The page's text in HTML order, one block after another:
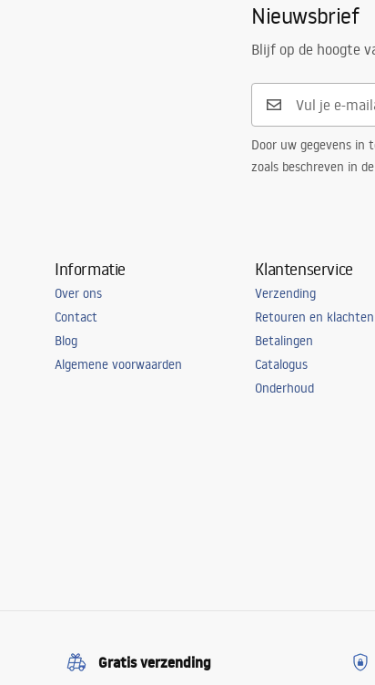
90
Nee
24
Nieuwsbrief
Blijf op de hoogte
Door uw gegevens in
zoals beschreven in de
Informatie
Over ons
Contact
Blog
Algemene voorwaarden
Klantenservice
Verzending
Retouren en klachten
Betalingen
Catalogus
Onderhoud
Gratis verzending